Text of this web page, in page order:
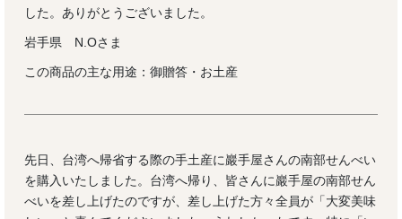
した。ありがとうございました。
岩手県 N.Oさま
この商品の主な用途：御贈答・お土産
先日、台湾へ帰省する際の手土産に巖手屋さんの南部せんべい
を購入いたしました。台湾へ帰り、皆さんに巖手屋の南部せん
べいを差し上げたのですが、差し上げた方々全員が「大変美味